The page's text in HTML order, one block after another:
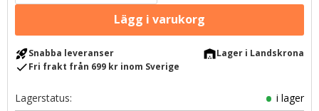
rocket_launchSnabba leveranser warehouseLager i Landskrona
checkFri frakt från 699 kr inom Sverige
Lagerstatus
i lager